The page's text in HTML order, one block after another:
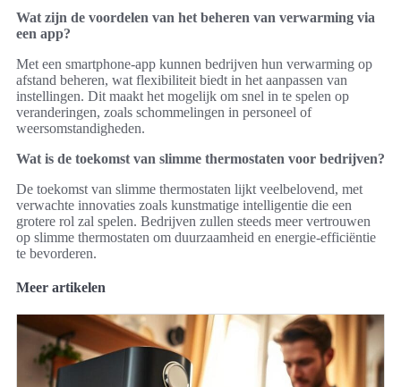
Wat zijn de voordelen van het beheren van verwarming via
een app?
Met een smartphone-app kunnen bedrijven hun verwarming op
afstand beheren, wat flexibiliteit biedt in het aanpassen van
instellingen. Dit maakt het mogelijk om snel in te spelen op
veranderingen, zoals schommelingen in personeel of
weersomstandigheden.
Wat is de toekomst van slimme thermostaten voor bedrijven?
De toekomst van slimme thermostaten lijkt veelbelovend, met
verwachte innovaties zoals kunstmatige intelligentie die een
grotere rol zal spelen. Bedrijven zullen steeds meer vertrouwen
op slimme thermostaten om duurzaamheid en energie-efficiëntie
te bevorderen.
Meer artikelen